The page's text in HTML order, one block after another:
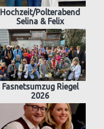
Hochzeit/Polterabend
Selina & Felix
Fasnetsumzug Riegel
2026